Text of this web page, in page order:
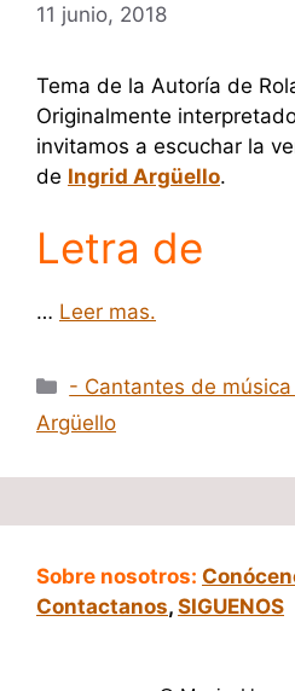
11 junio, 2018
Tema de la Autoría de
Originalmente
invitamos a escuchar la
de Ingrid Argüello.
Letra de
… Leer mas.
Categorías
- Cantantes de música
Argüello
Sobre nosotros:
Contactanos, SIGUENOS